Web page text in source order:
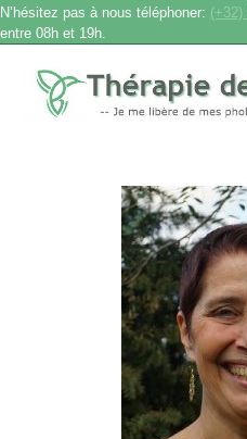
N’hésitez pas à nous téléphoner: (+32)
entre 08h et 19h.